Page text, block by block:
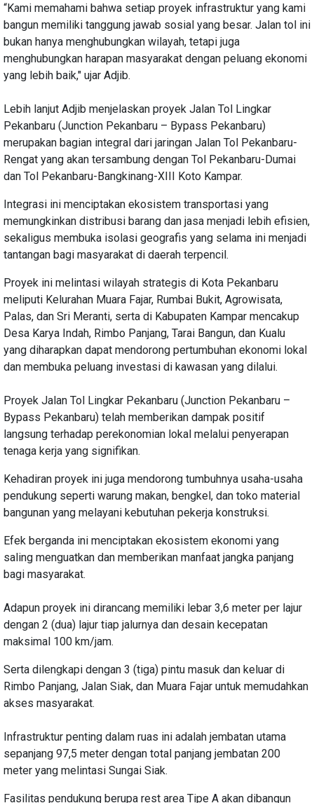
“Kami memahami bahwa setiap proyek infrastruktur yang kami
bangun memiliki tanggung jawab sosial yang besar. Jalan tol ini
bukan hanya menghubungkan wilayah, tetapi juga
menghubungkan harapan masyarakat dengan peluang ekonomi
yang lebih baik," ujar Adjib.
Lebih lanjut Adjib menjelaskan proyek Jalan Tol Lingkar
Pekanbaru (Junction Pekanbaru – Bypass Pekanbaru)
merupakan bagian integral dari jaringan Jalan Tol Pekanbaru-
Rengat yang akan tersambung dengan Tol Pekanbaru-Dumai
dan Tol Pekanbaru-Bangkinang-XIII Koto Kampar.
Integrasi ini menciptakan ekosistem transportasi yang
memungkinkan distribusi barang dan jasa menjadi lebih efisien,
sekaligus membuka isolasi geografis yang selama ini menjadi
tantangan bagi masyarakat di daerah terpencil.
Proyek ini melintasi wilayah strategis di Kota Pekanbaru
meliputi Kelurahan Muara Fajar, Rumbai Bukit, Agrowisata,
Palas, dan Sri Meranti, serta di Kabupaten Kampar mencakup
Desa Karya Indah, Rimbo Panjang, Tarai Bangun, dan Kualu
yang diharapkan dapat mendorong pertumbuhan ekonomi lokal
dan membuka peluang investasi di kawasan yang dilalui.
Proyek Jalan Tol Lingkar Pekanbaru (Junction Pekanbaru –
Bypass Pekanbaru) telah memberikan dampak positif
langsung terhadap perekonomian lokal melalui penyerapan
tenaga kerja yang signifikan.
Kehadiran proyek ini juga mendorong tumbuhnya usaha-usaha
pendukung seperti warung makan, bengkel, dan toko material
bangunan yang melayani kebutuhan pekerja konstruksi.
Efek berganda ini menciptakan ekosistem ekonomi yang
saling menguatkan dan memberikan manfaat jangka panjang
bagi masyarakat.
Adapun proyek ini dirancang memiliki lebar 3,6 meter per lajur
dengan 2 (dua) lajur tiap jalurnya dan desain kecepatan
maksimal 100 km/jam.
Serta dilengkapi dengan 3 (tiga) pintu masuk dan keluar di
Rimbo Panjang, Jalan Siak, dan Muara Fajar untuk memudahkan
akses masyarakat.
Infrastruktur penting dalam ruas ini adalah jembatan utama
sepanjang 97,5 meter dengan total panjang jembatan 200
meter yang melintasi Sungai Siak.
Fasilitas pendukung berupa rest area Tipe A akan dibangun